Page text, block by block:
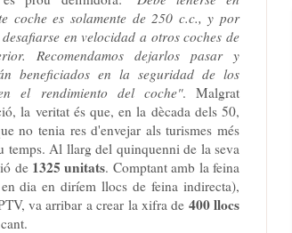
coche es solamente de 250 c.c., y por
en velocidad a otros coches de
Recomendamos dejarlos pasar y
beneficiados en la seguridad de los
el rendimiento del coche". Malgrat
la veritat és que, en la dècada dels 50,
no tenia res d'envejar als turismes més
temps. Al llarg del quinquenni de la seva
de 1325 unitats. Comptant amb la feina
dia en diríem llocs de feina indirecta),
va arribar a crear la xifra de 400 llocs